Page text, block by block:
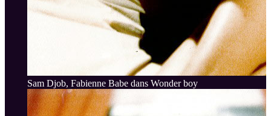
Sam Djob, Fabienne Babe dans Wonder boy